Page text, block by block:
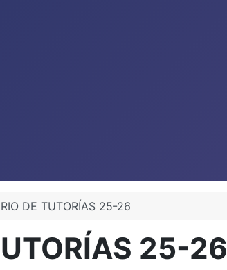
DE TUTORÍAS 25-26
25-26